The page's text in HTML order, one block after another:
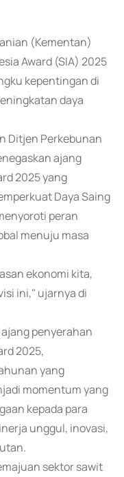
(Kementan)
Award (SIA) 2025
kepentingan di
daya
Ditjen Perkebunan
ajang
2025 yang
Daya Saing
peran
menuju masa
ekonomi kita,
ini," ujarnya di
penyerahan
2025,
yang
momentum yang
kepada para
unggul, inovasi,
sektor sawit